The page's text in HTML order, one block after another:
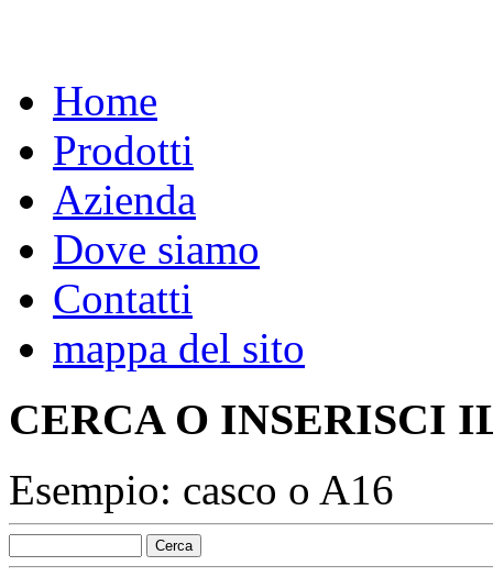
Home
Prodotti
Azienda
Dove siamo
Contatti
mappa del sito
CERCA O INSERISCI
Esempio: casco o A16